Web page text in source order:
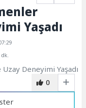
Yaşadı
0